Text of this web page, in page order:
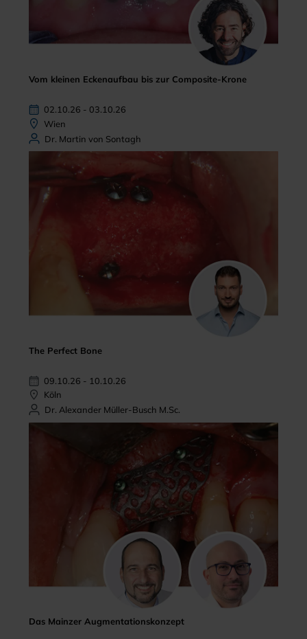
Vom kleinen Eckenaufbau bis zur Composite-Krone
02.10.26 - 03.10.26
Wien
Dr. Martin von Sontagh
The Perfect Bone
09.10.26 - 10.10.26
Köln
Dr. Alexander Müller-Busch M.Sc.
Das Mainzer Augmentationskonzept